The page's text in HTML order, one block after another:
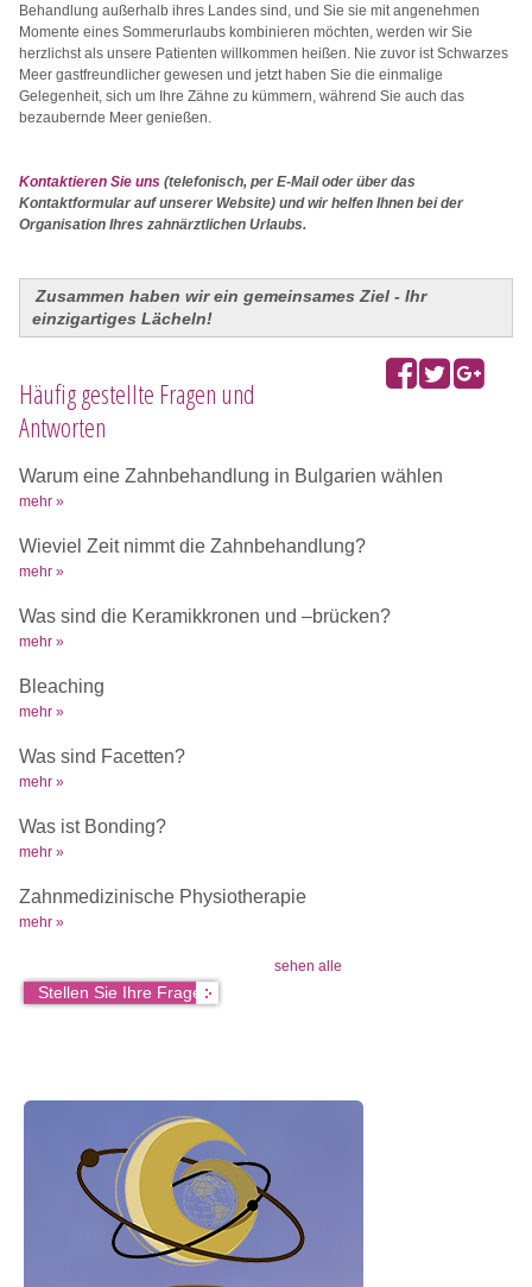
Behandlung außerhalb ihres Landes sind, und Sie sie mit angenehmen
Momente eines Sommerurlaubs kombinieren möchten, werden wir Sie
herzlichst als unsere Patienten willkommen heißen. Nie zuvor ist Schwarzes
Meer gastfreundlicher gewesen und jetzt haben Sie die einmalige
Gelegenheit, sich um Ihre Zähne zu kümmern, während Sie auch das
bezaubernde Meer genießen.
Kontaktieren Sie uns(telefonisch, per E-Mail oder über das
Kontaktformular auf unserer Website) und wir helfen Ihnen bei der
Organisation Ihres zahnärztlichen Urlaubs.
Zusammen haben wir ein gemeinsames Ziel - Ihr
einzigartiges Lächeln!
Häufig gestellte Fragen und
Antworten
Warum eine Zahnbehandlung in Bulgarien wählen
mehr »
Wieviel Zeit nimmt die Zahnbehandlung?
mehr »
Was sind die Keramikkronen und –brücken?
mehr »
Bleaching
mehr »
Was sind Facetten?
mehr »
Was ist Bonding?
mehr »
Zahnmedizinische Physiotherapie
mehr »
sehen alle
Stellen Sie Ihre Frage